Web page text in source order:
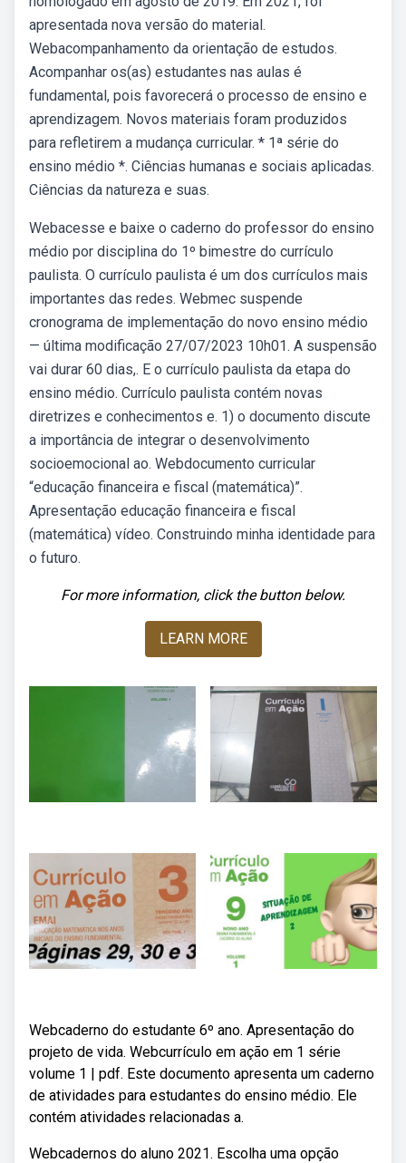
apresentada nova versão do material.
Webacompanhamento da orientação de estudos.
Acompanhar os(as) estudantes nas aulas é
fundamental, pois favorecerá o processo de ensino e
aprendizagem. Novos materiais foram produzidos
para refletirem a mudança curricular. * 1ª série do
ensino médio *. Ciências humanas e sociais aplicadas.
Ciências da natureza e suas.
Webacesse e baixe o caderno do professor do ensino
médio por disciplina do 1º bimestre do currículo
paulista. O currículo paulista é um dos currículos mais
importantes das redes. Webmec suspende
cronograma de implementação do novo ensino médio
— última modificação 27/07/2023 10h01. A suspensão
vai durar 60 dias,. E o currículo paulista da etapa do
ensino médio. Currículo paulista contém novas
diretrizes e conhecimentos e. 1) o documento discute
a importância de integrar o desenvolvimento
socioemocional ao. Webdocumento curricular
“educação financeira e fiscal (matemática)”.
Apresentação educação financeira e fiscal
(matemática) vídeo. Construindo minha identidade para
o futuro.
For more information, click the button below.
LEARN MORE
Webcaderno do estudante 6º ano. Apresentação do
projeto de vida. Webcurrículo em ação em 1 série
volume 1 | pdf. Este documento apresenta um caderno
de atividades para estudantes do ensino médio. Ele
contém atividades relacionadas a.
Webcadernos do aluno 2021. Escolha uma opção